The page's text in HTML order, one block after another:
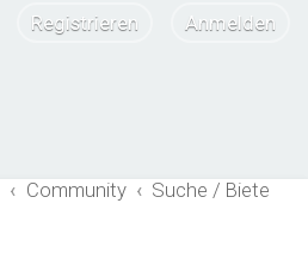
Anmelden
Registrieren
Community
Suche / Biete